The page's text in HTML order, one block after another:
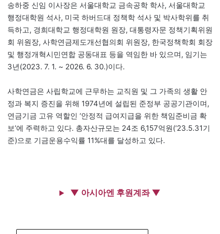
송하중 신임 이사장은 서울대학교 금속공학 학사, 서울대학교
행정대학원 석사, 미국 하버드대 정책학 석사 및 박사학위를 취
득하고, 경희대학교 행정대학원 원장, 대통령자문 정책기획위원
회 위원장, 사학연금제도개선협의회 위원장, 한국정책학회 회장
및 행정개혁시민연합 공동대표 등을 역임한 바 있으며, 임기는
3년(2023. 7. 1. ~ 2026. 6. 30.)이다.
사학연금은 사립학교에 근무하는 교직원 및 그 가족의 생활 안
정과 복지 증진을 위해 1974년에 설립된 준정부 공공기관이며,
연금기금 고유 역할인 ‘안정적 급여지급을 위한 책임준비금 확
보’에 주력하고 있다. 총자산규모는 24조 6,157억원(‘23.5.31기
준)으로 기금운용수익률 11%대를 달성하고 있다.
▼ 아시아엔 후원계좌 ▼